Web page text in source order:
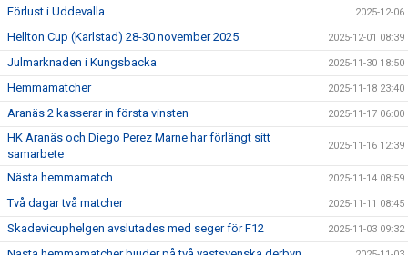
Förlust i Uddevalla 2025-12-06
Hellton Cup (Karlstad) 28-30 november 2025 2025-12-01 08:39
Julmarknaden i Kungsbacka 2025-11-30 18:50
Hemmamatcher 2025-11-18 23:40
Aranäs 2 kasserar in första vinsten 2025-11-17 06:00
HK Aranäs och Diego Perez Marne har förlängt sitt
samarbete
2025-11-16 12:39
Nästa hemmamatch 2025-11-14 08:59
Två dagar två matcher 2025-11-11 08:45
Skadevicuphelgen avslutades med seger för F12 2025-11-03 09:32